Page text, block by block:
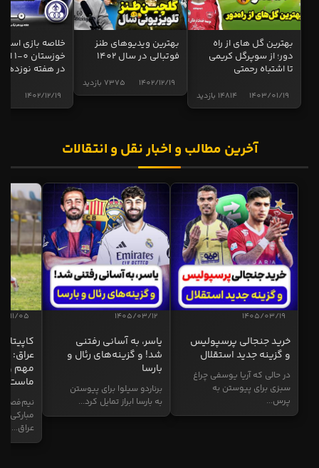
بهترین گل های از راه
دور؛ از سوپرگل کریمی
تا اشتباه رحمتی
14814 بازدید 1403/01/19
بهترین ویدیوهای طنز
فوتبالی در سال 1402
7375 بازدید 1402/12/19
خلاصه بازی
در هفته نوزدهم
1402/12/19
آخرین مطالب و اخبار نقل و انتقالات
1405/03/19
خرید جنجالی پرسپولیس
و گزینه جدید استقلال
در حالی که آریا یوسفی چراغ
سبزی برای پیوستن به
پرس...
1405/03/12
یاسر، به آسانی رفتنی
شد! و گزینه‌های رئال و
بارسا
برناردو سیلوا برای پیوستن
به بارسا ابراز تمایل کرد...
11/05
عراق:
مهم و
ماست
نیم‌فصل
مبارکی
عراق...